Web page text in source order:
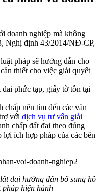
doanh nghiệp mà không
Nghị định 43/2014/NĐ-CP,
pháp sẽ hướng dẫn cho
thiết cho việc giải quyết
phức tạp, giấy tờ tồn tại
chấp nên tìm đến các văn
với dịch vụ tư vấn giải
chấp đất đai theo đúng
ích hợp pháp của các bên
đai hướng dẫn bổ sung hồ
pháp hiện hành